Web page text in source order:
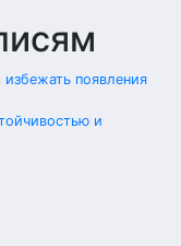
появления
и